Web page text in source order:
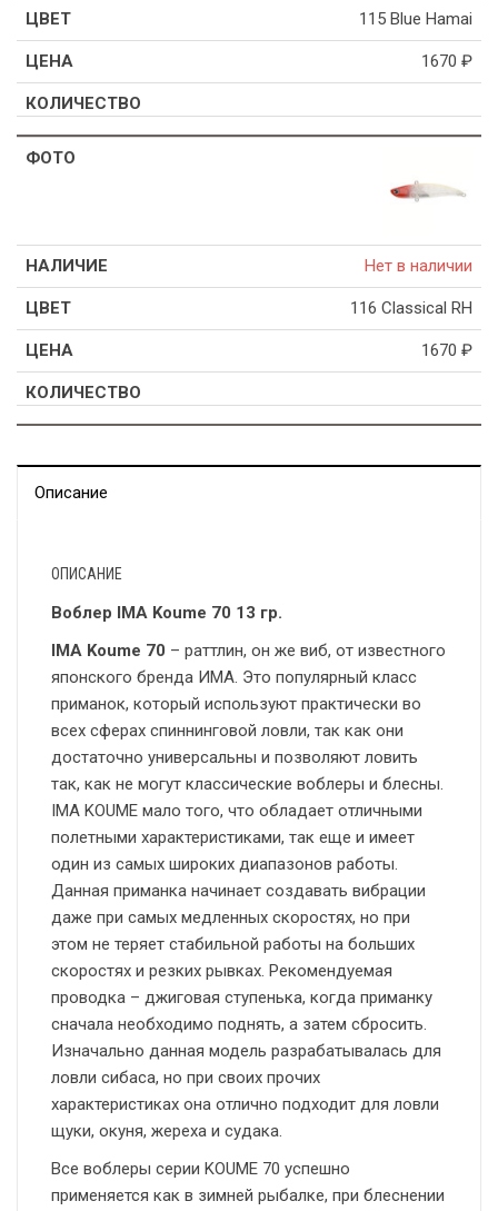
115 Blue Hamai
1670 ₽
Нет в наличии
116 Classical RH
1670 ₽
Описание
ОПИСАНИЕ
Воблер IMA Koume 70 13 гр.
IMA Koume 70 – раттлин, он же виб, от известного
японского бренда ИМА. Это популярный класс
приманок, который используют практически во
всех сферах спиннинговой ловли, так как они
достаточно универсальны и позволяют ловить
так, как не могут классические воблеры и блесны.
IMA KOUME мало того, что обладает отличными
полетными характеристиками, так еще и имеет
один из самых широких диапазонов работы.
Данная приманка начинает создавать вибрации
даже при самых медленных скоростях, но при
этом не теряет стабильной работы на больших
скоростях и резких рывках. Рекомендуемая
проводка – джиговая ступенька, когда приманку
сначала необходимо поднять, а затем сбросить.
Изначально данная модель разрабатывалась для
ловли сибаса, но при своих прочих
характеристиках она отлично подходит для ловли
щуки, окуня, жереха и судака.
Все воблеры серии KOUME 70 успешно
применяется как в зимней рыбалке, при блеснении